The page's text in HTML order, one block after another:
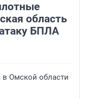
область
БПЛА
Омской области